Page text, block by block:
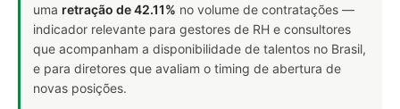
uma retração de 42.11% no volume de contratações —
indicador relevante para gestores de RH e consultores
que acompanham a disponibilidade de talentos no Brasil,
e para diretores que avaliam o timing de abertura de
novas posições.